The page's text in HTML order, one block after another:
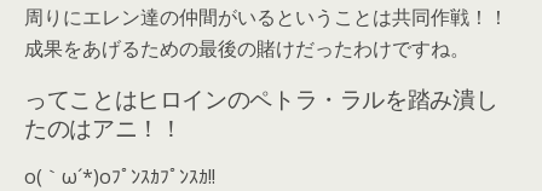
周りにエレン達の仲間がいるということは共同作戦！！
成果をあげるための最後の賭けだったわけですね。
ってことはヒロインのペトラ・ラルを踏み潰し
たのはアニ！！
o(｀ω´*)oﾌﾟﾝｽｶﾌﾟﾝｽｶ!!